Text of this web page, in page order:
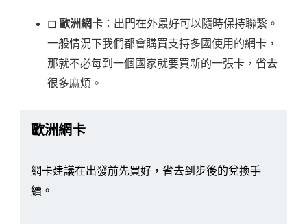
◻︎ 歐洲網卡 ：出門在外最好可以隨時保持聯繫。
一般情況下我們都會購買支持多國使用的網卡，
那就不必每到一個國家就要買新的一張卡，省去
很多麻煩。
歐洲網卡
網卡建議在出發前先買好，省去到步後的兌換手
續。